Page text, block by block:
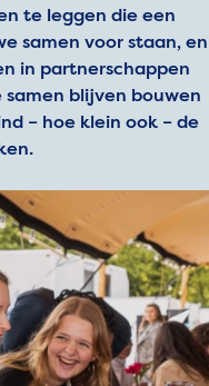
te leggen die een
samen voor staan, en
in partnerschappen
blijven bouwen
– hoe klein ook – de